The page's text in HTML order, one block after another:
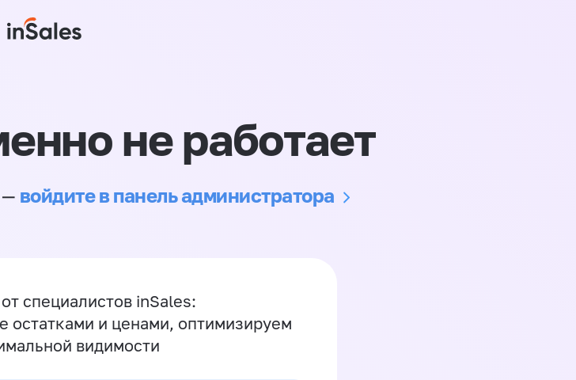
не работает
— войдите в панель администратора
от специалистов inSales:
остатками и ценами, оптимизируем
видимости